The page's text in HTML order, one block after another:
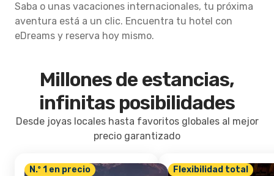
Saba o unas vacaciones internacionales, tu próxima
aventura está a un clic. Encuentra tu hotel con
eDreams y reserva hoy mismo.
Millones de estancias,
infinitas posibilidades
Desde joyas locales hasta favoritos globales al mejor
precio garantizado
N.º 1 en precio Flexibilidad total